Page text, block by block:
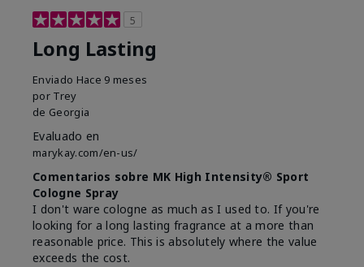
5
Long Lasting
Enviado Hace 9 meses
por Trey
de Georgia
Evaluado en
marykay.com/en-us/
Comentarios sobre MK High Intensity® Sport
Cologne Spray
I don't ware cologne as much as I used to. If you're
looking for a long lasting fragrance at a more than
reasonable price. This is absolutely where the value
exceeds the cost.